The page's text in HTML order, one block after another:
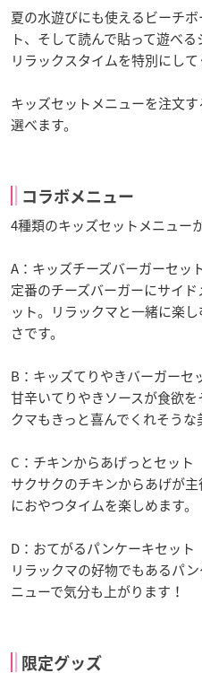
夏の水遊びにも使えるビーチ
ト、そして読んで貼って遊べ
リラックスタイムを特別にし
キッズセットメニューを注文
選べます。
コラボメニュー
4種類のキッズセットメニュー
A：キッズチーズバーガーセッ
定番のチーズバーガーにサイ
ット。リラックマと一緒に楽
さです。
B：キッズてりやきバーガーセ
甘辛いてりやきソースが食欲
クマもきっと喜んでくれそうな
C：チキンからあげっとセット
サクサクのチキンからあげが
におやつタイムを楽しめます。
D：おてがるパンケーキセット
リラックマの好物でもあるパ
ニューで気分も上がります！
限定グッズ